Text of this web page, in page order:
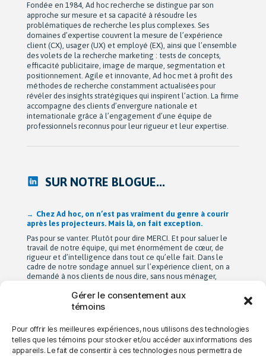
Gérer le consentement aux
témoins
Pour offrir les meilleures expériences, nous utilisons des technologies
telles que les témoins pour stocker et/ou accéder aux informations des
appareils. Le fait de consentir à ces technologies nous permettra de
Fondée en 1984, Ad hoc recherche se distingue par son
approche sur mesure et sa capacité à résoudre les
problématiques de recherche les plus complexes. Ses
domaines d’expertise couvrent la mesure de l’expérience
client (CX), usager (UX) et employé (EX), ainsi que l’ensemble
des volets de la recherche marketing : tests de concepts,
efficacité publicitaire, image de marque, segmentation et
positionnement. Agile et innovante, Ad hoc met à profit des
méthodes de recherche constamment actualisées pour
révéler des insights stratégiques qui inspirent l’action. La firme
accompagne des clients d’envergure nationale et
internationale grâce à l’engagement d’une équipe de
professionnels reconnus pour leur rigueur et leur expertise.
SUR NOTRE BLOGUE...
Chez Ad hoc, on n’est pas vraiment du genre à courir
après les projecteurs. Mais là, on fait exception.
Pas pour se vanter. Plutôt pour dire MERCI. Et pour saluer le
travail de notre équipe, qui met énormément de cœur, de
rigueur et d’intelligence dans tout ce qu’elle fait. Dans le
cadre de notre sondage annuel sur l’expérience client, on a
demandé à nos clients de nous dire, sans nous ménager,
→ NOUS JOINDRE → CARRIÈRES → CONFIDENTIALITÉ